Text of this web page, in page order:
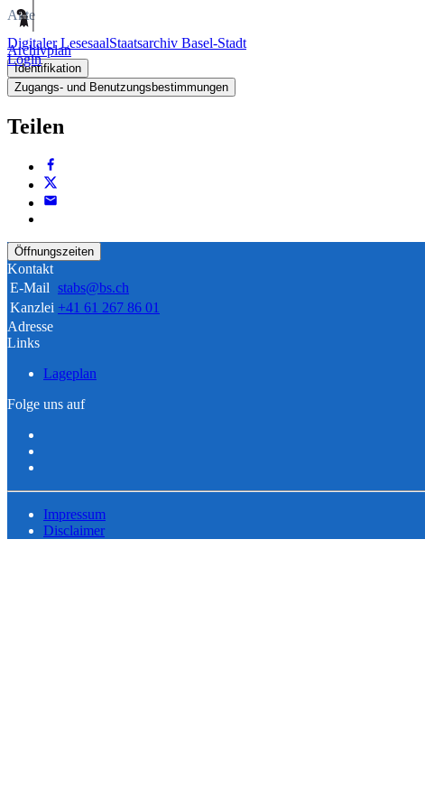
Digitaler LesesaalStaatsarchiv Basel-Stadt
Login
Akte
Archivplan
Identifikation
Zugangs- und Benutzungsbestimmungen
Teilen
Öffnungszeiten
Kontakt
E-Mail stabs@bs.ch
Kanzlei +41 61 267 86 01
Adresse
Links
Lageplan
Folge uns auf
Impressum
Disclaimer